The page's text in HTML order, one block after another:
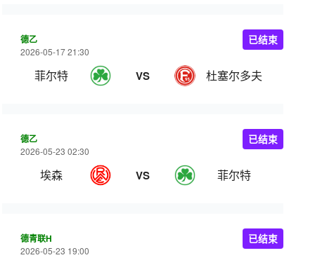
德乙
2026-05-17 21:30
菲尔特 VS 杜塞尔多夫
已结束
德乙
2026-05-23 02:30
埃森 VS 菲尔特
已结束
德青联H
2026-05-23 19:00
已结束